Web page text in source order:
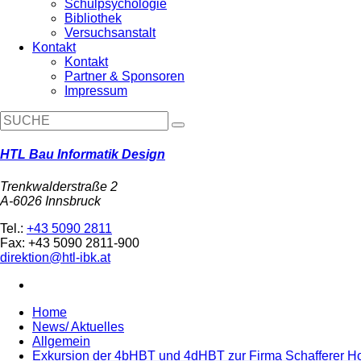
Schulpsychologie
Bibliothek
Versuchsanstalt
Kontakt
Kontakt
Partner & Sponsoren
Impressum
HTL Bau Informatik Design
Trenkwalderstraße 2
A-6026 Innsbruck
Tel.: +43 5090 2811
Fax: +43 5090 2811-900
direktion@htl-ibk.at
Home
News/ Aktuelles
Allgemein
Exkursion der 4bHBT und 4dHBT zur Firma Schafferer